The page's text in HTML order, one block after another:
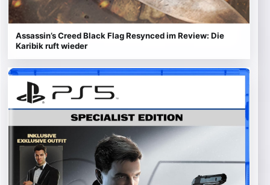
Assassin’s Creed Black Flag Resynced im Review: Die
Karibik ruft wieder